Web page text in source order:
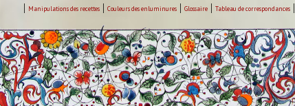
| Manipulations des recettes| Couleurs des enluminures| Glossaire| Tableau de correspondances|